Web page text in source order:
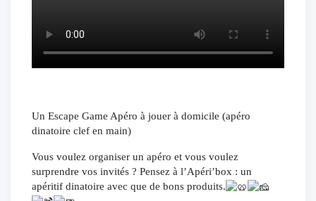
Un Escape Game Apéro à jouer à domicile (apéro
dinatoire clef en main)
Vous voulez organiser un apéro et vous voulez
surprendre vos invités ? Pensez à l’Apéri’box : un
apéritif dinatoire avec que de bons produits.